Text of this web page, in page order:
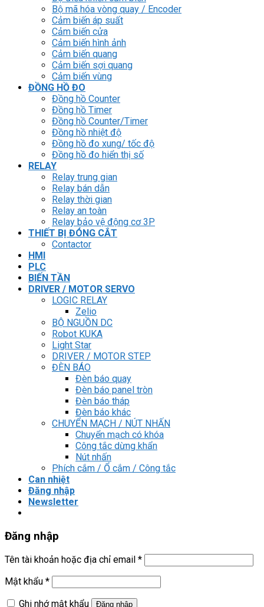
Bộ mã hóa vòng quay / Encoder
Cảm biến áp suất
Cảm biến cửa
Cảm biến hình ảnh
Cảm biến quang
Cảm biến sợi quang
Cảm biến vùng
ĐỒNG HỒ ĐO
Đồng hồ Counter
Đồng hồ Timer
Đồng hồ Counter/Timer
Đồng hồ nhiệt độ
Đồng hồ đo xung/ tốc độ
Đồng hồ đo hiển thị số
RELAY
Relay trung gian
Relay bán dẫn
Relay thời gian
Relay an toàn
Relay bảo vệ động cơ 3P
THIẾT BỊ ĐÓNG CẮT
Contactor
HMI
PLC
BIẾN TẦN
DRIVER / MOTOR SERVO
LOGIC RELAY
Zelio
BỘ NGUỒN DC
Robot KUKA
Light Star
DRIVER / MOTOR STEP
ĐÈN BÁO
Đèn báo quay
Đèn báo panel tròn
Đèn báo tháp
Đèn báo khác
CHUYỂN MẠCH / NÚT NHẤN
Chuyển mạch có khóa
Công tắc dừng khẩn
Nút nhấn
Phích cắm / Ổ cắm / Công tắc
Can nhiệt
Đăng nhập
Newsletter
Đăng nhập
Tên tài khoản hoặc địa chỉ email *
Mật khẩu *
Ghi nhớ mật khẩu
Đăng nhập